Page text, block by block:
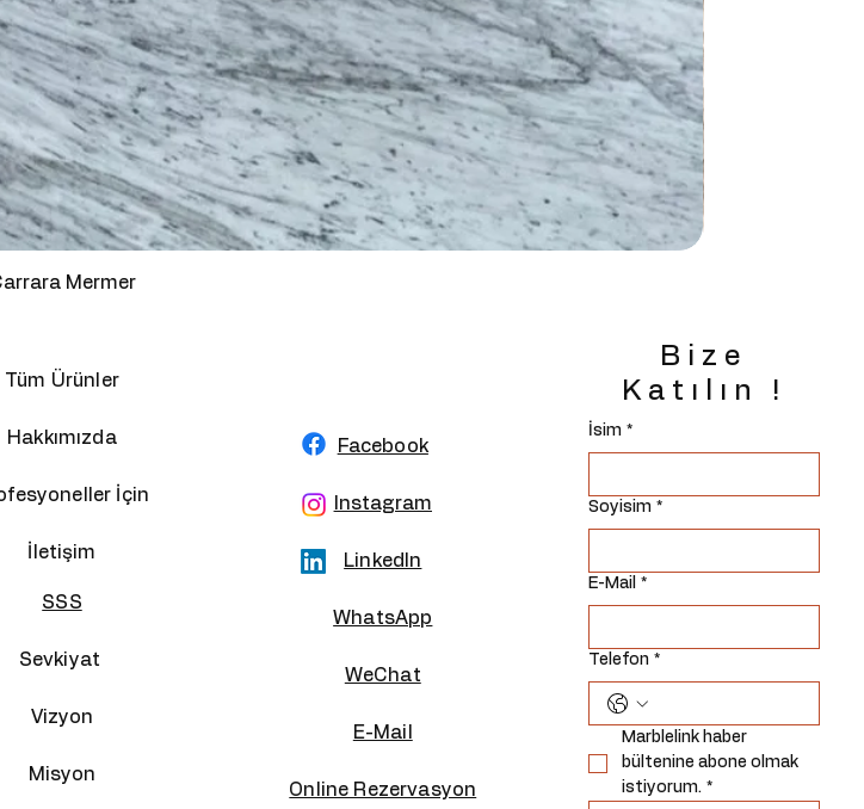
Mermer
SSS
Sevkiyat
Vizyon
Misyon
Tüm Ürünler
Hakkımızda
İçin
İletişim
Facebook
Instagram
Linkedln
WhatsApp
WeChat
E-Mail
Online Rezervasyon
Bize
Katılın !
İsim *
Soyisim *
E-Mail *
Telefon *
Marblelink haber
bültenine abone olmak
istiyorum. *